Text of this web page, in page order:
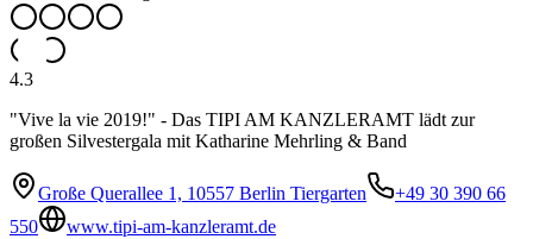
4.3
"Vive la vie 2019!" - Das TIPI AM KANZLERAMT lädt zur
großen Silvestergala mit Katharine Mehrling & Band
Große Querallee 1, 10557 Berlin Tiergarten
+49 30 390 66
550
www.tipi-am-kanzleramt.de